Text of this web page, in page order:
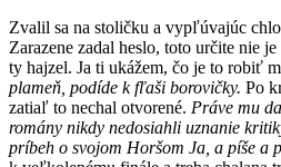
Zvalil sa na stoličku a vypľúvajúc
Zarazene zadal heslo, toto určite nie
ty hajzel. Ja ti ukážem, čo je to robiť
plameň , podíde k fľaši borovičky. Po
zatiaľ to nechal otvorené. Práve mu
romány nikdy nedosiahli uznanie
príbeh o svojom Horšom Ja, a píše a p